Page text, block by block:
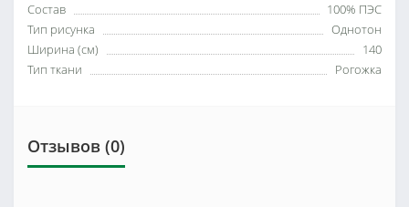
Состав
100% ПЭС
Тип рисунка
Однотон
Ширина (см)
140
Тип ткани
Рогожка
Отзывов (0)